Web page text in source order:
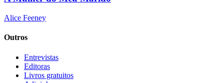
Alice Feeney
Outros
Entrevistas
Editoras
Livros gratuitos